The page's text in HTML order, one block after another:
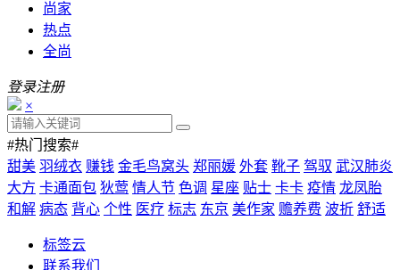
尚家
热点
全尚
登录注册
×
#热门搜索#
甜美 羽绒衣 赚钱 金毛鸟窝头 郑丽媛 外套 靴子 驾驭 武汉肺炎
大方 卡通面包 狄莺 情人节 色调 星座 贴士 卡卡 疫情 龙凤胎
和解 病态 背心 个性 医疗 标志 东京 美作家 赡养费 波折 舒适
标签云
联系我们